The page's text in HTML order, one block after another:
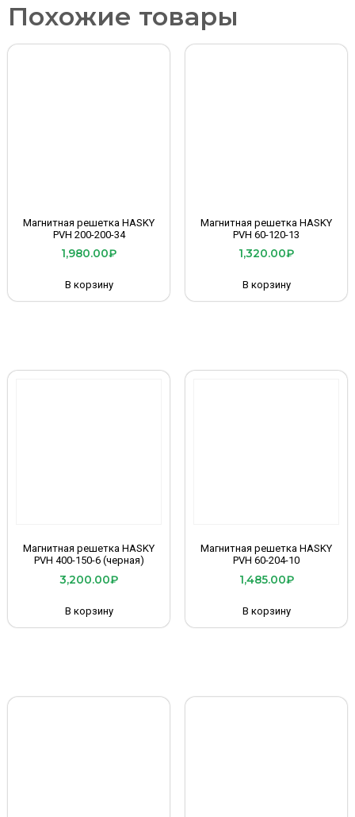
Похожие товары
Магнитная решетка HASKY
PVH 200-200-34
1,980.00₽
В корзину
Магнитная решетка HASKY
PVH 60-120-13
1,320.00₽
В корзину
Магнитная решетка HASKY
PVH 400-150-6 (черная)
3,200.00₽
В корзину
Магнитная решетка HASKY
PVH 60-204-10
1,485.00₽
В корзину